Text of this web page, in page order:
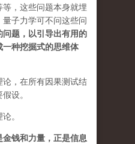
，这些问题本身就埋
子力学可不问这些问
问题，以引导出有用的
种挖掘式的思维体
，在所有因果测试结
设。
。
钱和力量，正是信息